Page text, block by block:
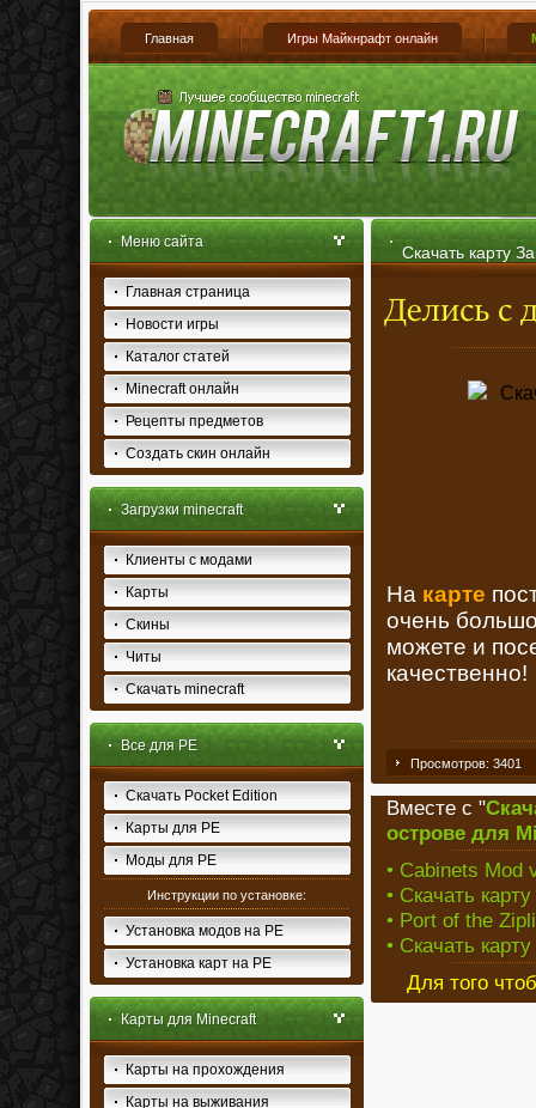
Главная Игры Майкнрафт онлайн
Меню сайта
Главная страница
Новости игры
Каталог статей
Minecraft онлайн
Рецепты предметов
Создать скин онлайн
Загрузки minecraft
Клиенты с модами
Карты
Скины
Читы
Скачать minecraft
Все для PE
Скачать Pocket Edition
Карты для PE
Моды для PE
Инструкции по установке:
Установка модов на PE
Установка карт на PE
Карты для Minecraft
Карты на прохождения
Карты на выживания
Скачать карту
для Minecraft
На карте
очень
можете и
качественно!
Просмотров: 3401
Вместе с "
острове для
• Cabinets Mod
• Скачать
• Port of the
• Скачать
Для того